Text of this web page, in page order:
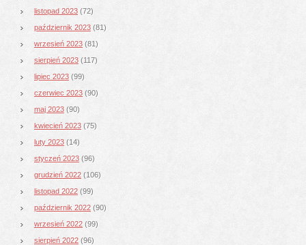
listopad 2023 (72)
październik 2023 (81)
wrzesień 2023 (81)
sierpień 2023 (117)
lipiec 2023 (99)
czerwiec 2023 (90)
maj 2023 (90)
kwiecień 2023 (75)
luty 2023 (14)
styczeń 2023 (96)
grudzień 2022 (106)
listopad 2022 (99)
październik 2022 (90)
wrzesień 2022 (99)
sierpień 2022 (96)